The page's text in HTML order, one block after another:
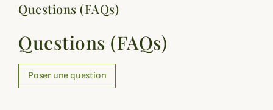
Questions (FAQs)
Questions (FAQs)
Poser une question